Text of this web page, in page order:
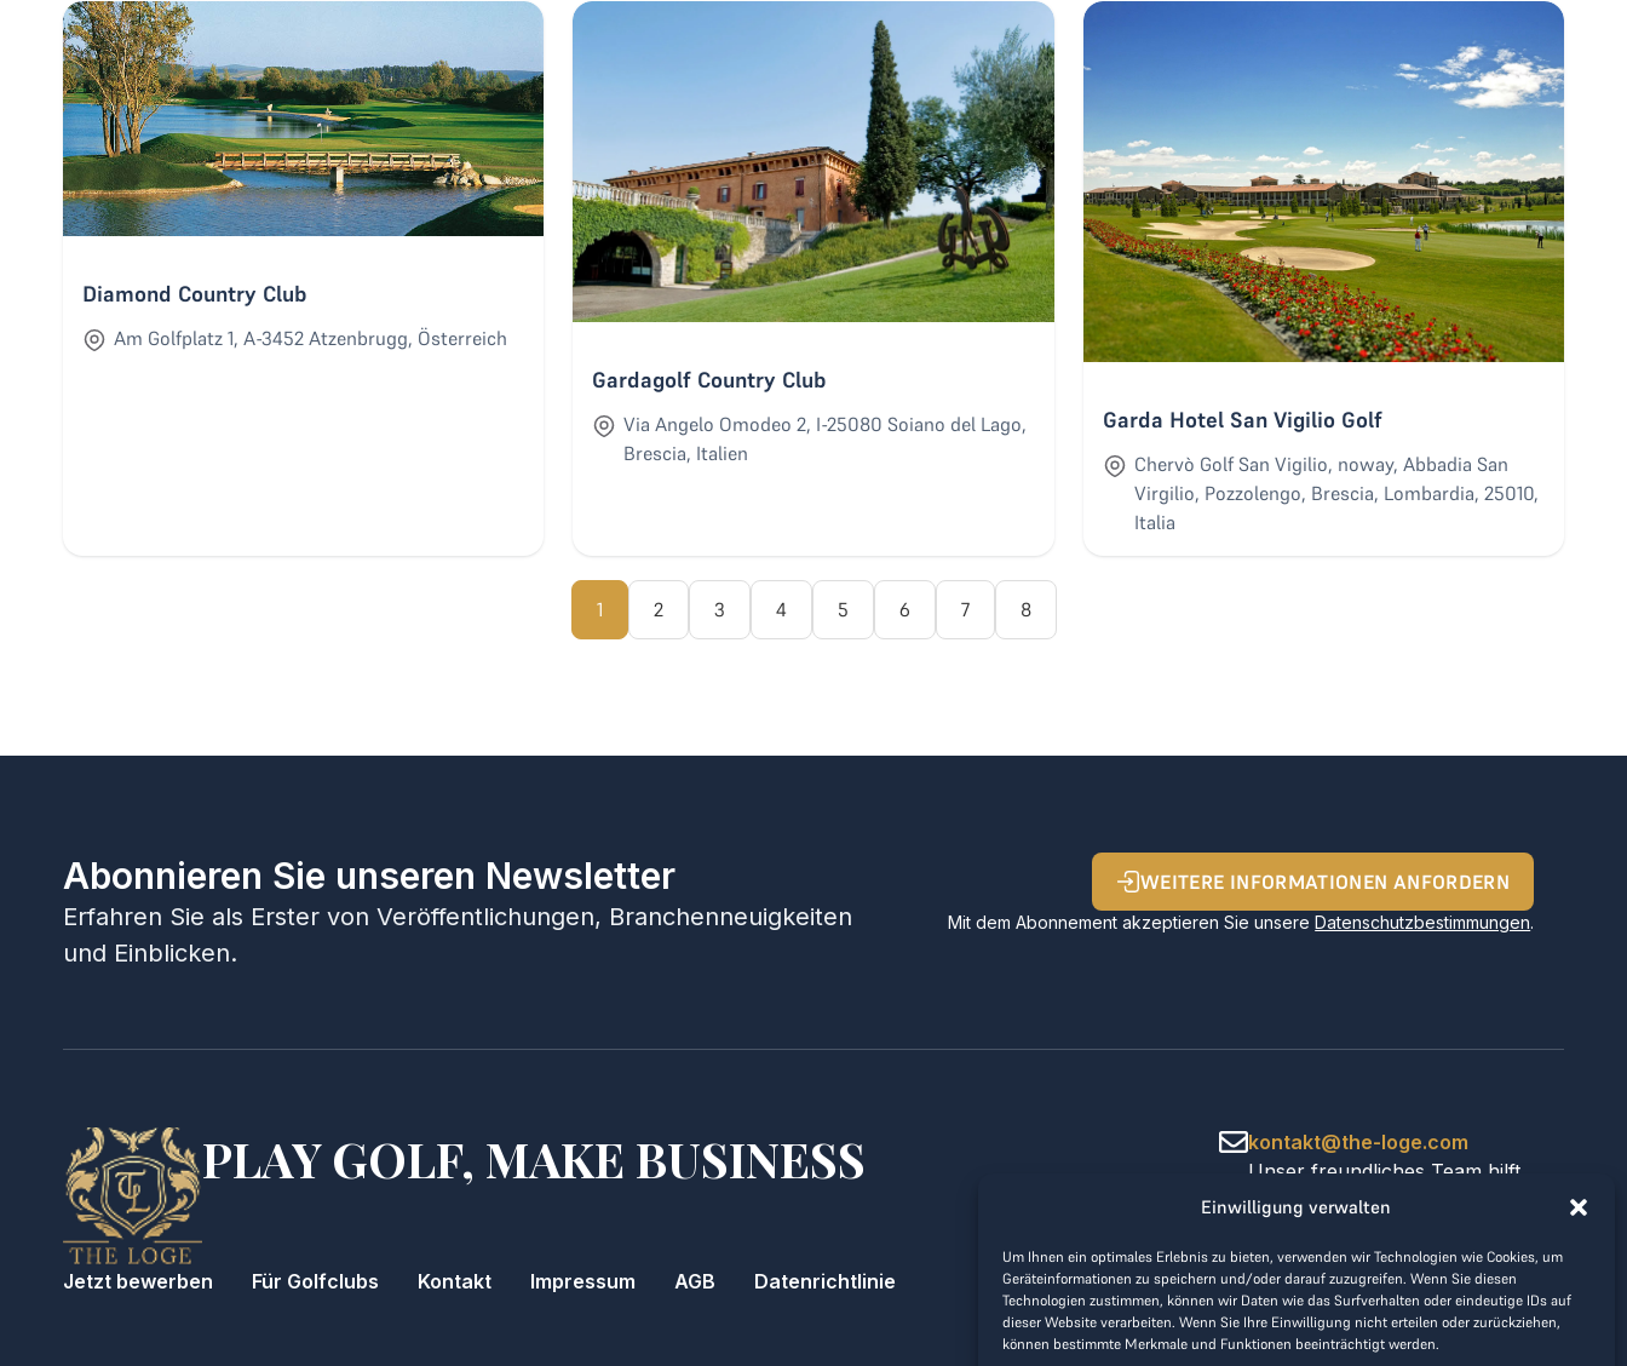
Einwilligung verwalten
Um Ihnen ein optimales Erlebnis zu bieten, verwenden wir Technologien wie Cookies, um
Geräteinformationen zu speichern und/oder darauf zuzugreifen. Wenn Sie diesen
Technologien zustimmen, können wir Daten wie das Surfverhalten oder eindeutige IDs auf
dieser Website verarbeiten. Wenn Sie Ihre Einwilligung nicht erteilen oder zurückziehen,
können bestimmte Merkmale und Funktionen beeinträchtigt werden.
Diamond Country Club
Am Golfplatz 1, A-3452 Atzenbrugg, Österreich
Gardagolf Country Club
Via Angelo Omodeo 2, I-25080 Soiano del Lago,
Brescia, Italien
Garda Hotel San Vigilio Golf
Chervò Golf San Vigilio, noway, Abbadia San
Virgilio, Pozzolengo, Brescia, Lombardia, 25010,
Italia
1 2 3 4 5 6 7 8
Abonnieren Sie unseren Newsletter
Erfahren Sie als Erster von Veröffentlichungen, Branchenneuigkeiten
und Einblicken.
WEITERE INFORMATIONEN ANFORDERN
Mit dem Abonnement akzeptieren Sie unsereDatenschutzbestimmungen.
PLAY GOLF, MAKE BUSINESS
Jetzt bewerben Für Golfclubs Kontakt Impressum AGB Datenrichtlinie
kontakt@the-loge.com
Unser freundliches Team hilft
Ihnen gerne weiter.
Mo-Fr von 8:00 bis 17:00 Uhr.